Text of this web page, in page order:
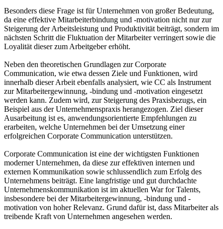
Besonders diese Frage ist für Unternehmen von großer Bedeutung,
da eine effektive Mitarbeiterbindung und -motivation nicht nur zur
Steigerung der Arbeitsleistung und Produktivität beiträgt, sondern im
nächsten Schritt die Fluktuation der Mitarbeiter verringert sowie die
Loyalität dieser zum Arbeitgeber erhöht.
Neben den theoretischen Grundlagen zur Corporate
Communication, wie etwa dessen Ziele und Funktionen, wird
innerhalb dieser Arbeit ebenfalls analysiert, wie CC als Instrument
zur Mitarbeitergewinnung, -bindung und -motivation eingesetzt
werden kann. Zudem wird, zur Steigerung des Praxisbezugs, ein
Beispiel aus der Unternehmenspraxis herangezogen. Ziel dieser
Ausarbeitung ist es, anwendungsorientierte Empfehlungen zu
erarbeiten, welche Unternehmen bei der Umsetzung einer
erfolgreichen Corporate Communication unterstützen.
Corporate Communication ist eine der wichtigsten Funktionen
moderner Unternehmen, da diese zur effektiven internen und
externen Kommunikation sowie schlussendlich zum Erfolg des
Unternehmens beiträgt. Eine langfristige und gut durchdachte
Unternehmenskommunikation ist im aktuellen War for Talents,
insbesondere bei der Mitarbeitergewinnung, -bindung und -
motivation von hoher Relevanz. Grund dafür ist, dass Mitarbeiter als
treibende Kraft von Unternehmen angesehen werden.